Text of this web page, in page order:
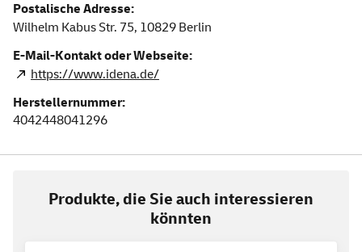
Postalische Adresse:
Wilhelm Kabus Str. 75, 10829 Berlin
E-Mail-Kontakt oder Webseite:
https://www.idena.de/
Herstellernummer:
4042448041296
Produkte, die Sie auch interessieren
könnten